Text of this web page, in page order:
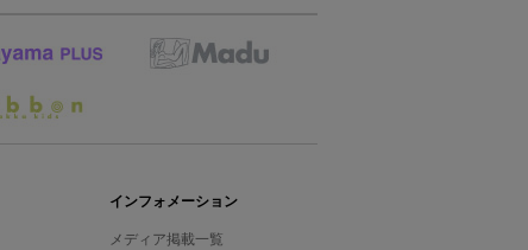
インフォメーション
メディア掲載一覧